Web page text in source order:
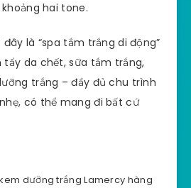
hai tone.
là “spa tắm trắng di động”
da chết, sữa tắm trắng,
trắng – đầy đủ chu trình
có thể mang đi bất cứ
dưỡng trắng Lamercy hàng